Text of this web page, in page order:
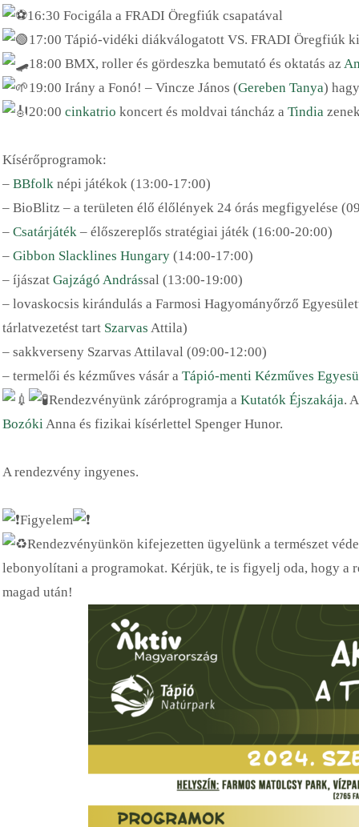
16:30 Focigála a FRADI Öregfiúk csapatával
17:00 Tápió-vidéki diákválogatott VS. FRADI Öregfiúk
18:00 BMX, roller és gördeszka bemutató és oktatás az
19:00 Irány a Fonó! – Vincze János (Gereben Tanya)
20:00 cinkatrio koncert és moldvai táncház a Tindia
Kísérőprogramok:
– BBfolk népi játékok (13:00-17:00)
– BioBlitz – a területen élő élőlények 24 órás megfigyelése
– Csatárjáték – élőszereplős stratégiai játék (16:00-20:00)
– Gibbon Slacklines Hungary (14:00-17:00)
– íjászat Gajzágó Andrással (13:00-19:00)
– lovaskocsis kirándulás a Farmosi Hagyományőrző
tárlatvezetést tart Szarvas Attila)
– sakkverseny Szarvas Attilaval (09:00-12:00)
– termelői és kézműves vásár a Tápió-menti Kézműves
Rendezvényünk záróprogramja a Kutatók Éjszakája.
BozókiAnna és fizikai kísérlettel Spenger Hunor.
A rendezvény ingyenes.
Figyelem
Rendezvényünkön kifejezetten ügyelünk a természet
lebonyolítani a programokat. Kérjük, te is figyelj oda, hogy a
magad után!